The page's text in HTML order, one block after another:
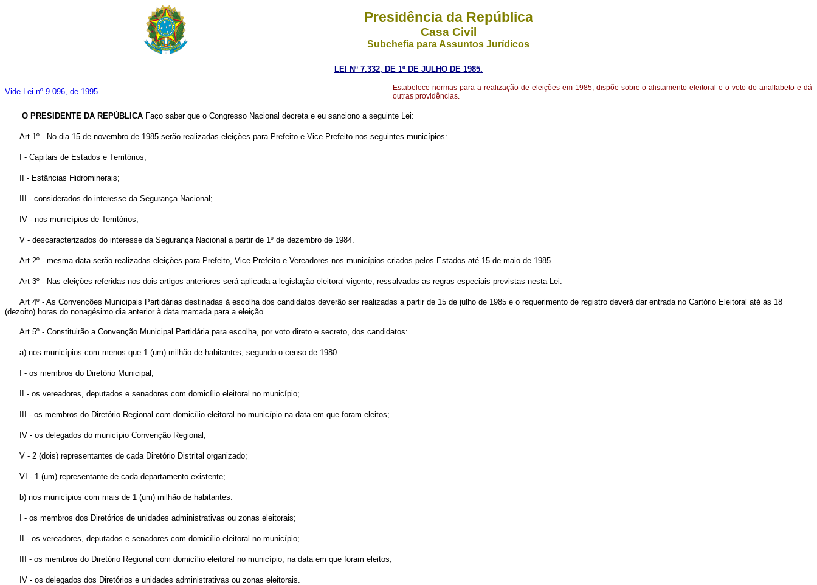
Presidência da República
Casa Civil
Subchefia para Assuntos Jurídicos
LEI Nº 7.332, DE 1º DE JULHO DE 1985.
Vide Lei nº 9.096, de 1995
Estabelece normas para a realização de eleições em 1985, dispõe sobre o alistamento eleitoral e o voto do analfabeto e dá
outras providências.
O PRESIDENTE DA REPÚBLICA Faço saber que o Congresso Nacional decreta e eu sanciono a seguinte Lei:
Art 1º - No dia 15 de novembro de 1985 serão realizadas eleições para Prefeito e Vice-Prefeito nos seguintes municípios:
I - Capitais de Estados e Territórios;
II - Estâncias Hidrominerais;
III - considerados do interesse da Segurança Nacional;
IV - nos municípios de Territórios;
V - descaracterizados do interesse da Segurança Nacional a partir de 1º de dezembro de 1984.
Art 2º - mesma data serão realizadas eleições para Prefeito, Vice-Prefeito e Vereadores nos municípios criados pelos Estados até 15 de maio de 1985.
Art 3º - Nas eleições referidas nos dois artigos anteriores será aplicada a legislação eleitoral vigente, ressalvadas as regras especiais previstas nesta Lei.
Art 4º - As Convenções Municipais Partidárias destinadas à escolha dos candidatos deverão ser realizadas a partir de 15 de julho de 1985 e o requerimento de registro deverá dar entrada no Cartório Eleitoral até às 18
(dezoito) horas do nonagésimo dia anterior à data marcada para a eleição.
Art 5º - Constituirão a Convenção Municipal Partidária para escolha, por voto direto e secreto, dos candidatos:
a) nos municípios com menos que 1 (um) milhão de habitantes, segundo o censo de 1980:
I - os membros do Diretório Municipal;
II - os vereadores, deputados e senadores com domicílio eleitoral no município;
III - os membros do Diretório Regional com domicílio eleitoral no município na data em que foram eleitos;
IV - os delegados do município Convenção Regional;
V - 2 (dois) representantes de cada Diretório Distrital organizado;
VI - 1 (um) representante de cada departamento existente;
b) nos municípios com mais de 1 (um) milhão de habitantes:
I - os membros dos Diretórios de unidades administrativas ou zonas eleitorais;
II - os vereadores, deputados e senadores com domicílio eleitoral no município;
III - os membros do Diretório Regional com domicílio eleitoral no município, na data em que foram eleitos;
IV - os delegados dos Diretórios e unidades administrativas ou zonas eleitorais.